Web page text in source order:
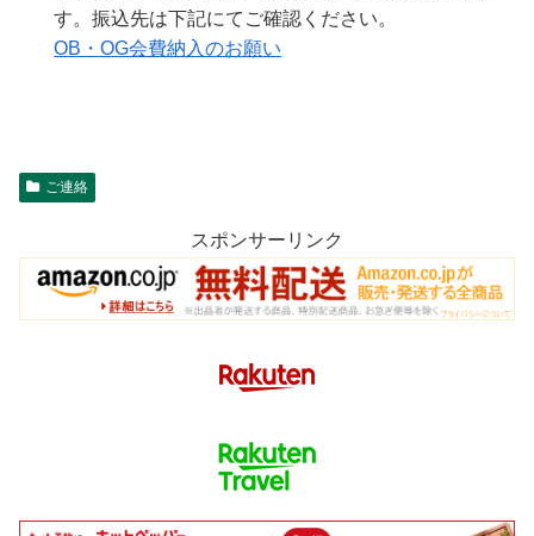
す。振込先は下記にてご確認ください。
OB・OG会費納入のお願い
ご連絡
スポンサーリンク